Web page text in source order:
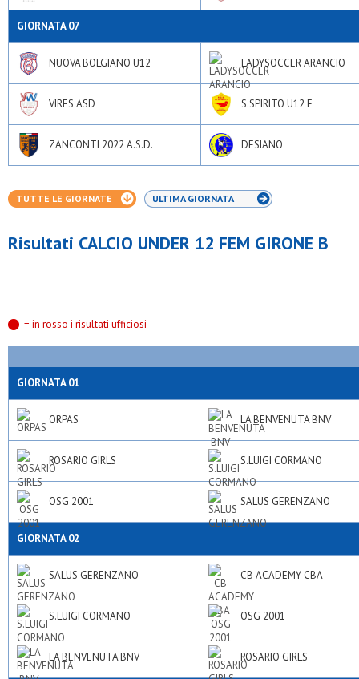
GIORNATA 07
NUOVA BOLGIANO U12 LADYSOCCER ARANCIO
VIRES ASD S.SPIRITO U12 F
ZANCONTI 2022 A.S.D. DESIANO
TUTTE LE GIORNATE ULTIMA GIORNATA
Risultati CALCIO UNDER 12 FEM GIRONE B
= in rosso i risultati ufficiosi
GIORNATA 01
ORPAS LA BENVENUTA BNV
ROSARIO GIRLS S.LUIGI CORMANO
OSG 2001 SALUS GERENZANO
GIORNATA 02
SALUS GERENZANO CB ACADEMY CBA
S.LUIGI CORMANO OSG 2001
LA BENVENUTA BNV ROSARIO GIRLS